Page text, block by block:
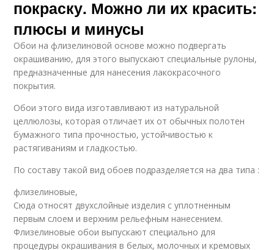
покраску. Можно ли их красить:
плюсы и минусы
Обои на флизелиновой основе можно подвергать
окрашиванию, для этого выпускают специальные рулоны,
предназначенные для нанесения лакокрасочного
покрытия.
Обои этого вида изготавливают из натуральной
целлюлозы, которая отличает их от обычных полотен
бумажного типа прочностью, устойчивостью к
растягиваниям и гладкостью.
По составу такой вид обоев подразделяется на два типа :
флизелиновые,
Сюда относят двухслойные изделия с уплотненным
первым слоем и верхним рельефным нанесением.
Флизелиновые обои выпускают специально для
процедуры окрашивания в белых, молочных и кремовых